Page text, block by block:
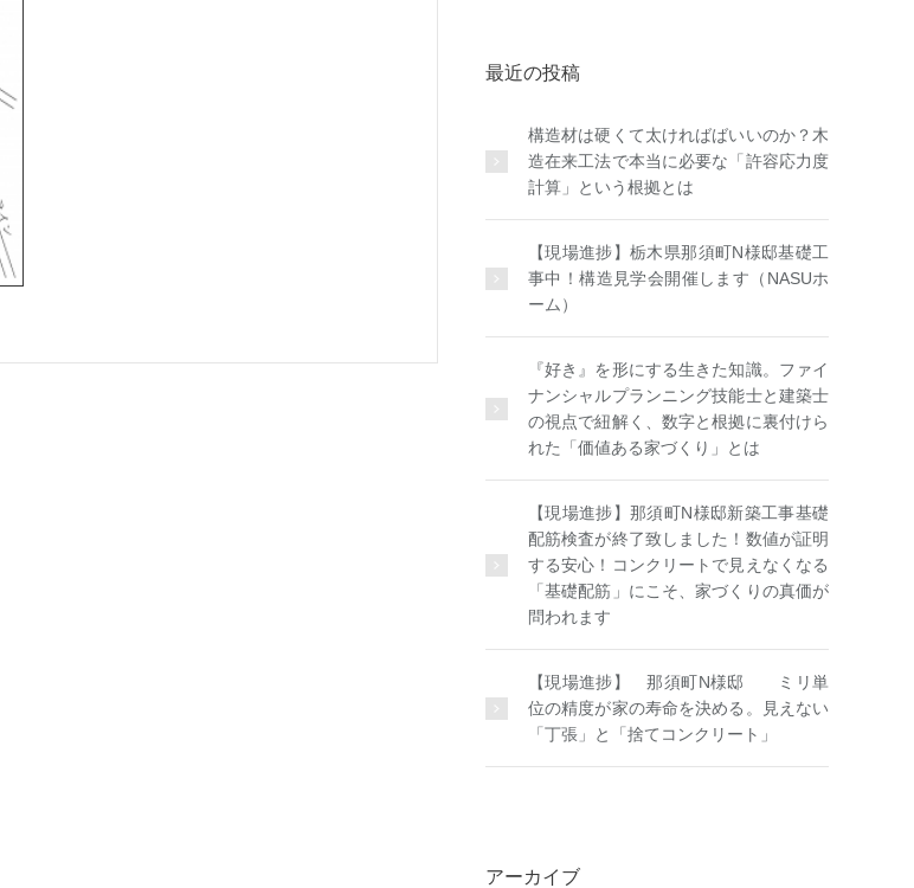
最近の投稿
構造材は硬くて太ければばいいのか？木
造在来工法で本当に必要な「許容応力度
計算」という根拠とは
【現場進捗】栃木県那須町N様邸基礎工
事中！構造見学会開催します（NASUホ
ーム）
『好き』を形にする生きた知識。ファイ
ナンシャルプランニング技能士と建築士
の視点で紐解く、数字と根拠に裏付けら
れた「価値ある家づくり」とは
【現場進捗】那須町N様邸新築工事基礎
配筋検査が終了致しました！数値が証明
する安心！コンクリートで見えなくなる
「基礎配筋」にこそ、家づくりの真価が
問われます
【現場進捗】 那須町N様邸 ミリ単
位の精度が家の寿命を決める。見えない
「丁張」と「捨てコンクリート」
アーカイブ